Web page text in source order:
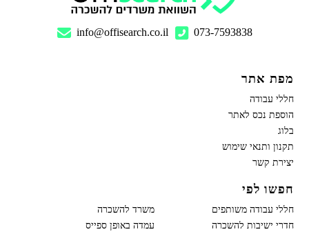
מפת אתר
חללי עבודה
הוספת נכס לאתר
בלוג
תקנון ותנאי שימוש
יצירת קשר
חפשו לפי
חללי עבודה משותפים
משרד להשכרה
חדרי ישיבות להשכרה
עמדה באופן ספייס
info@offisearch.co.il 073-7593838